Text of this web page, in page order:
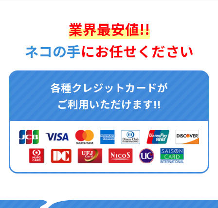
業界最安値!!
ネコの手にお任せください
各種クレジットカードが
ご利用いただけます!!